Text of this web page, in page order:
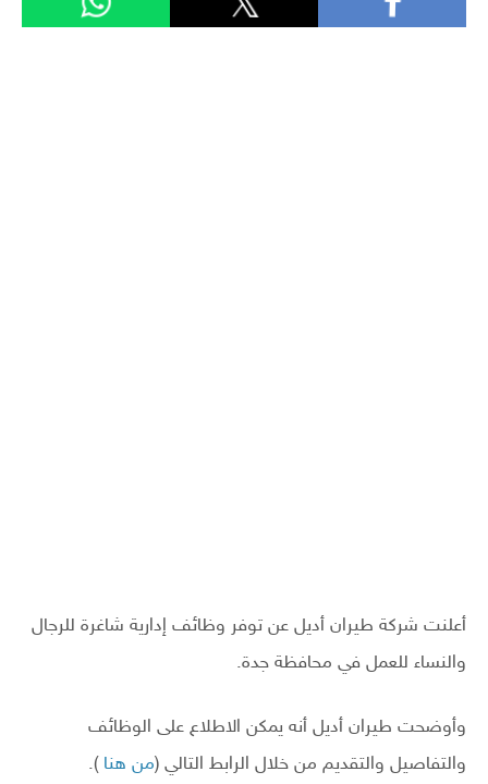
أعلنت شركة طيران أديل عن توفر وظائف إدارية شاغرة للرجال
والنساء للعمل في محافظة جدة.
وأوضحت طيران أديل أنه يمكن الاطلاع على الوظائف
والتفاصيل والتقديم من خلال الرابط التالي (من هنا ).